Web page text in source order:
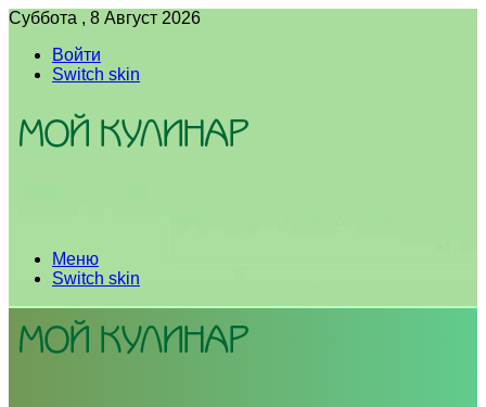
Суббота , 8 Август 2026
Войти
Switch skin
Меню
Switch skin